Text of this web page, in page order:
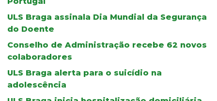
ULS Braga assinala Dia Mundial da Segurança
do Doente
Conselho de Administração recebe 62 novos
colaboradores
ULS Braga alerta para o suicídio na
adolescência